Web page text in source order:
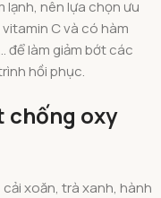
lạnh, nên lựa chọn ưu
C và có hàm
để làm giảm bớt các
hồi phục.
chống oxy
xoăn, trà xanh, hành